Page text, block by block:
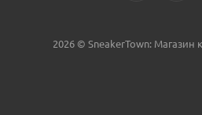
2026 © SneakerTown: